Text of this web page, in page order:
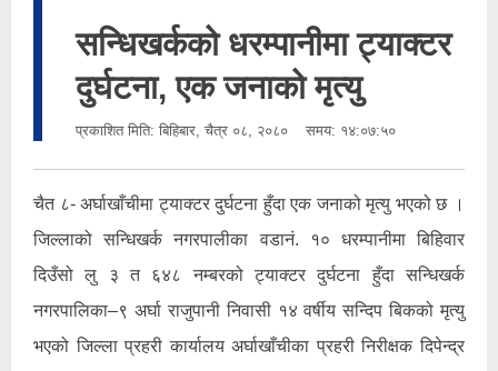
सन्धिखर्कको धरम्पानीमा ट्याक्टर
दुर्घटना, एक जनाको मृत्यु
प्रकाशित मिति: बिहिबार, चैत्र ०८, २०८० समय: १४:०७:५०
चैत ८- अर्घाखाँचीमा ट्याक्टर दुर्घटना हुँदा एक जनाको मृत्यु भएको छ ।
जिल्लाको सन्धिखर्क नगरपालीका वडानं. १० धरम्पानीमा बिहिवार
दिउँसो लु ३ त ६४८ नम्बरको ट्याक्टर दुर्घटना हुँदा सन्धिखर्क
नगरपालिका–९ अर्घा राजुपानी निवासी १४ वर्षीय सन्दिप बिकको मृत्यु
भएको जिल्ला प्रहरी कार्यालय अर्घाखाँचीका प्रहरी निरीक्षक दिपेन्द्र